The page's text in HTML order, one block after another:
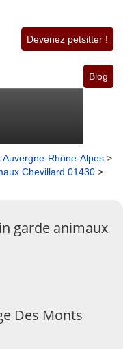
Devenez petsitter !
Blog
Rhône-Alpes >
Chevillard 01430 >
garde animaux
Des Monts